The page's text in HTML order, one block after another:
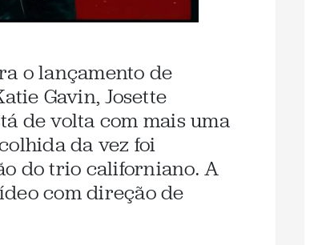
o lançamento de
Gavin, Josette
de volta com mais uma
da vez foi
do trio californiano. A
com direção de